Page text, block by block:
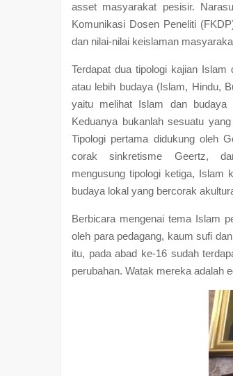
asset masyarakat pesisir.
Komunikasi Dosen Peneliti
dan nilai-nilai keislaman
Terdapat dua tipologi kajian
atau lebih budaya (Islam, Hindu,
yaitu melihat Islam dan budaya
Keduanya bukanlah sesuatu
Tipologi pertama didukung oleh
corak sinkretisme Geertz,
mengusung tipologi ketiga, Islam
budaya lokal yang bercorak
Berbicara mengenai tema Islam
oleh para pedagang, kaum sufi
itu, pada abad ke-16 sudah
perubahan. Watak mereka adalah